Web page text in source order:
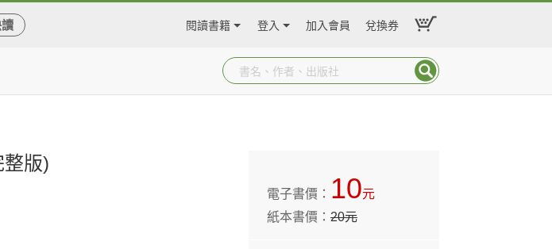
閱讀書籍 登入 加入會員 兌換券
整版)
電子書價： 10元
紙本書價：20元